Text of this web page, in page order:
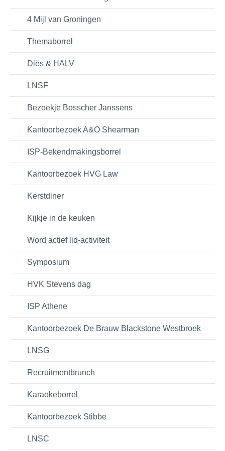
4 Mijl van Groningen
Themaborrel
Diës & HALV
LNSF
Bezoekje Bosscher Janssens
Kantoorbezoek A&O Shearman
ISP-Bekendmakingsborrel
Kantoorbezoek HVG Law
Kerstdiner
Kijkje in de keuken
Word actief lid-activiteit
Symposium
HVK Stevens dag
ISP Athene
Kantoorbezoek De Brauw Blackstone Westbroek
LNSG
Recruitmentbrunch
Karaokeborrel
Kantoorbezoek Stibbe
LNSC